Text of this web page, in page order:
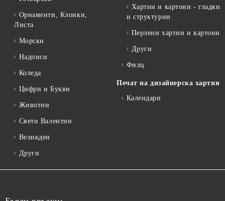
Орнаменти, Клонки,
Листа
Морски
Надписи
Коледа
Цифри и Букви
Животни
Свети Валентин
Великден
Други
Хартии и картони - гладки
и структурни
Перлени хартии и картони
Други
Филц
Печат на дизайнерска хартия
Календари